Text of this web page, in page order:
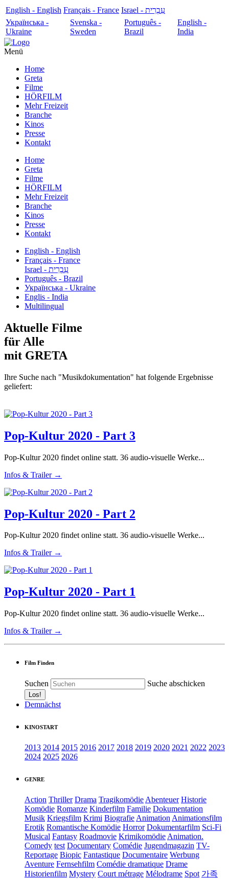
English - English Français - France
עִבְרִית - Israel
Українська -
Ukraine
Svenska -
Sweden
Português -
Brazil
English -
India
Menü
Home
Greta
Filme
HÖRFILM
Mehr Freizeit
Branche
Kinos
Presse
Kontakt
Home
Greta
Filme
HÖRFILM
Mehr Freizeit
Branche
Kinos
Presse
Kontakt
English - English
Français - France
עִבְרִית - Israel
Português - Brazil
Українська - Ukraine
Englis - India
Multilingual
Aktuelle Filme
für Alle
mit GRETA
Ihre Suche nach "Musikdokumentation" hat folgende Ergebnisse
geliefert:
Pop-Kultur 2020 - Part 3
Pop-Kultur 2020 findet online statt. 36 audio-visuelle Werke...
Infos & Trailer →
Pop-Kultur 2020 - Part 2
Pop-Kultur 2020 findet online statt. 36 audio-visuelle Werke...
Infos & Trailer →
Pop-Kultur 2020 - Part 1
Pop-Kultur 2020 findet online statt. 36 audio-visuelle Werke...
Infos & Trailer →
Film Finden
Suchen Suche abschicken
Demnächst
KINOSTART
2013 2014 2015 2016 2017 2018 2019 2020 2021 2022 2023
2024 2025 2026
GENRE
Action Thriller Drama Tragikomödie Abenteuer Historie
Komödie Romanze Kinderfilm Familie Dokumentation
Musik Kriegsfilm Krimi Biografie Animation Animationsfilm
Erotik Romantische Komödie Horror Dokumentarfilm Sci-Fi
Musical Fantasy Roadmovie Krimikomödie Animation.
Comedy test Documentary Comédie Jugendmagazin TV-
Reportage Biopic Fantastique Documentaire Werbung
Aventure Fernsehfilm Comédie dramatique Drame
Historienfilm Mystery Court métrage Mélodrame Spot 가족